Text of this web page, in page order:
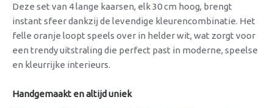
Deze set van 4 lange kaarsen, elk 30 cm hoog, brengt
instant sfeer dankzij de levendige kleurencombinatie. Het
felle oranje loopt speels over in helder wit, wat zorgt voor
een trendy uitstraling die perfect past in moderne, speelse
en kleurrijke interieurs.
Handgemaakt en altijd uniek